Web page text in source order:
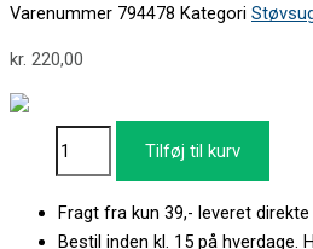
Varenummer 794478 Kategori
kr. 220,00
Tilføj til kurv
Fragt fra kun 39,- leveret
Bestil inden kl. 15 på hverdage.